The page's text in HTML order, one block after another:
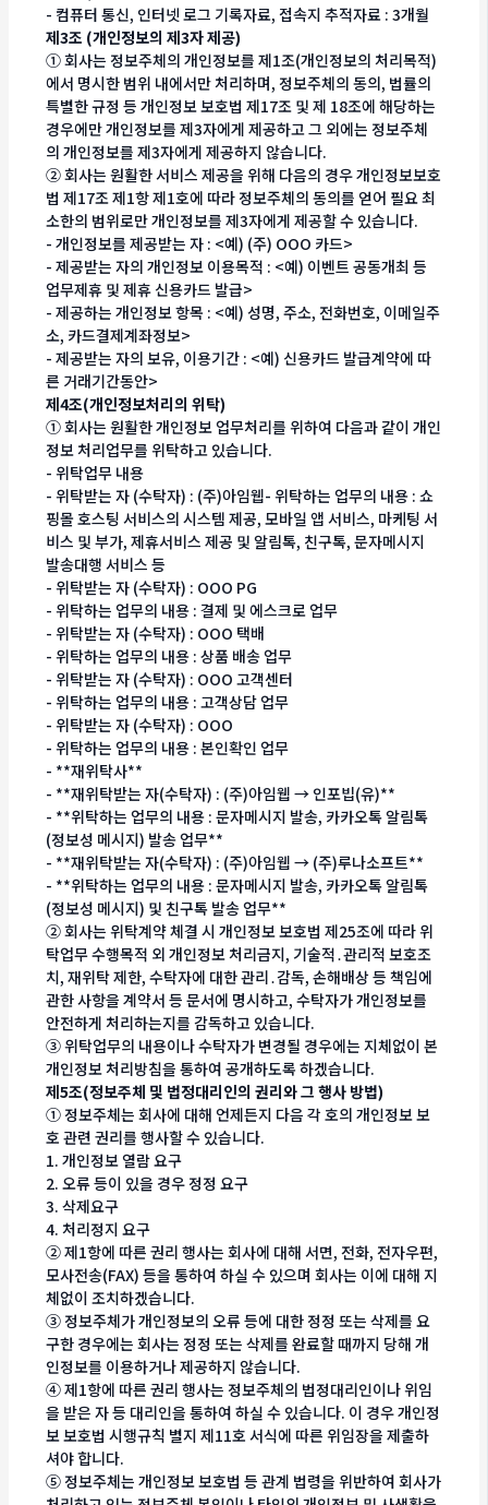
- 컴퓨터 통신, 인터넷 로그 기록자료, 접속지 추적자료 : 3개월
제3조 (개인정보의 제3자 제공)
① 회사는 정보주체의 개인정보를 제1조(개인정보의 처리목적)
에서 명시한 범위 내에서만 처리하며, 정보주체의 동의, 법률의
특별한 규정 등 개인정보 보호법 제17조 및 제 18조에 해당하는
경우에만 개인정보를 제3자에게 제공하고 그 외에는 정보주체
의 개인정보를 제3자에게 제공하지 않습니다.
② 회사는 원활한 서비스 제공을 위해 다음의 경우 개인정보보호
법 제17조 제1항 제1호에 따라 정보주체의 동의를 얻어 필요 최
소한의 범위로만 개인정보를 제3자에게 제공할 수 있습니다.
- 개인정보를 제공받는 자 : <예) (주) OOO 카드>
- 제공받는 자의 개인정보 이용목적 : <예) 이벤트 공동개최 등
업무제휴 및 제휴 신용카드 발급>
- 제공하는 개인정보 항목 : <예) 성명, 주소, 전화번호, 이메일주
소, 카드결제계좌정보>
- 제공받는 자의 보유, 이용기간 : <예) 신용카드 발급계약에 따
른 거래기간동안>
제4조(개인정보처리의 위탁)
① 회사는 원활한 개인정보 업무처리를 위하여 다음과 같이 개인
정보 처리업무를 위탁하고 있습니다.
- 위탁업무 내용
- 위탁받는 자 (수탁자) : (주)아임웹- 위탁하는 업무의 내용 : 쇼
핑몰 호스팅 서비스의 시스템 제공, 모바일 앱 서비스, 마케팅 서
비스 및 부가, 제휴서비스 제공 및 알림톡, 친구톡, 문자메시지
발송대행 서비스 등
- 위탁받는 자 (수탁자) : OOO PG
- 위탁하는 업무의 내용 : 결제 및 에스크로 업무
- 위탁받는 자 (수탁자) : OOO 택배
- 위탁하는 업무의 내용 : 상품 배송 업무
- 위탁받는 자 (수탁자) : OOO 고객센터
- 위탁하는 업무의 내용 : 고객상담 업무
- 위탁받는 자 (수탁자) : OOO
- 위탁하는 업무의 내용 : 본인확인 업무
- **재위탁사**
- **재위탁받는 자(수탁자) : (주)아임웹 → 인포빕(유)**
- **위탁하는 업무의 내용 : 문자메시지 발송, 카카오톡 알림톡
(정보성 메시지) 발송 업무**
- **재위탁받는 자(수탁자) : (주)아임웹 → (주)루나소프트**
- **위탁하는 업무의 내용 : 문자메시지 발송, 카카오톡 알림톡
(정보성 메시지) 및 친구톡 발송 업무**
② 회사는 위탁계약 체결 시 개인정보 보호법 제25조에 따라 위
탁업무 수행목적 외 개인정보 처리금지, 기술적․관리적 보호조
치, 재위탁 제한, 수탁자에 대한 관리․감독, 손해배상 등 책임에
관한 사항을 계약서 등 문서에 명시하고, 수탁자가 개인정보를
안전하게 처리하는지를 감독하고 있습니다.
③ 위탁업무의 내용이나 수탁자가 변경될 경우에는 지체없이 본
개인정보 처리방침을 통하여 공개하도록 하겠습니다.
제5조(정보주체 및 법정대리인의 권리와 그 행사 방법)
① 정보주체는 회사에 대해 언제든지 다음 각 호의 개인정보 보
호 관련 권리를 행사할 수 있습니다.
1. 개인정보 열람 요구
2. 오류 등이 있을 경우 정정 요구
3. 삭제요구
4. 처리정지 요구
② 제1항에 따른 권리 행사는 회사에 대해 서면, 전화, 전자우편,
모사전송(FAX) 등을 통하여 하실 수 있으며 회사는 이에 대해 지
체없이 조치하겠습니다.
③ 정보주체가 개인정보의 오류 등에 대한 정정 또는 삭제를 요
구한 경우에는 회사는 정정 또는 삭제를 완료할 때까지 당해 개
인정보를 이용하거나 제공하지 않습니다.
④ 제1항에 따른 권리 행사는 정보주체의 법정대리인이나 위임
을 받은 자 등 대리인을 통하여 하실 수 있습니다. 이 경우 개인정
보 보호법 시행규칙 별지 제11호 서식에 따른 위임장을 제출하
셔야 합니다.
⑤ 정보주체는 개인정보 보호법 등 관계 법령을 위반하여 회사가